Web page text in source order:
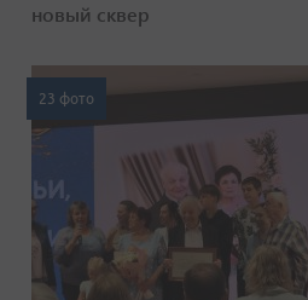
новый сквер
23 фото